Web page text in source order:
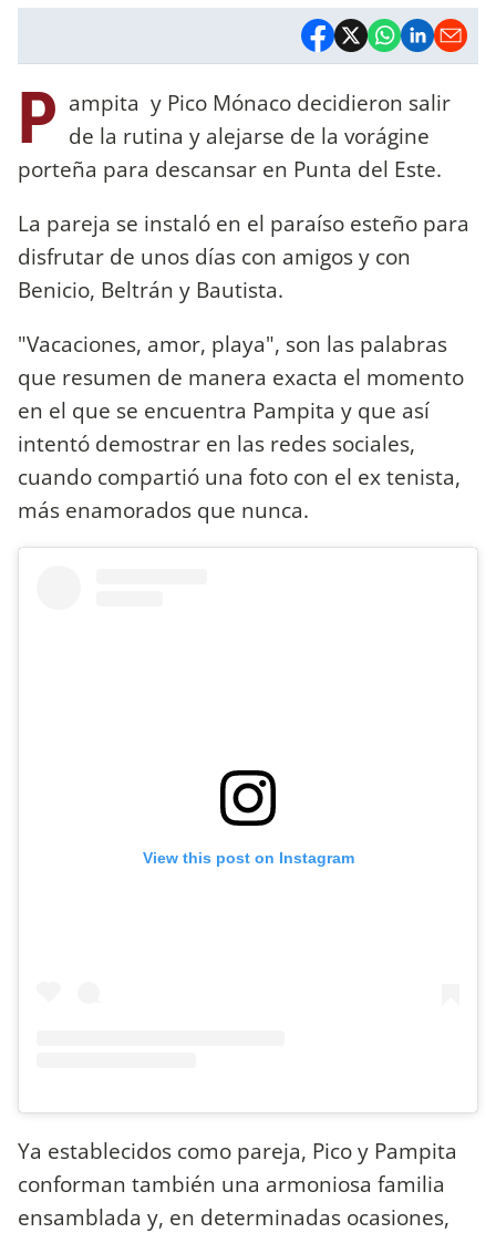
P ampita y Pico Mónaco decidieron salir
de la rutina y alejarse de la vorágine
porteña para descansar en Punta del Este.
La pareja se instaló en el paraíso esteño para
disfrutar de unos días con amigos y con
Benicio, Beltrán y Bautista.
"Vacaciones, amor, playa", son las palabras
que resumen de manera exacta el momento
en el que se encuentra Pampita y que así
intentó demostrar en las redes sociales,
cuando compartió una foto con el ex tenista,
más enamorados que nunca.
View this post on Instagram
Ya establecidos como pareja, Pico y Pampita
conforman también una armoniosa familia
ensamblada y, en determinadas ocasiones,